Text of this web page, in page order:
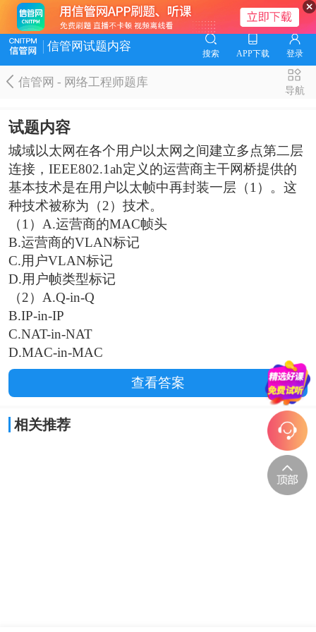
信管网试题内容
搜索 APP下载 登录
信管网 - 网络工程师题库
导航
试题内容
城域以太网在各个用户以太网之间建立多点第二层
连接，IEEE802.1ah定义的运营商主干网桥提供的
基本技术是在用户以太帧中再封装一层（1）。这
种技术被称为（2）技术。
（1）A.运营商的MAC帧头
B.运营商的VLAN标记
C.用户VLAN标记
D.用户帧类型标记
（2）A.Q-in-Q
B.IP-in-IP
C.NAT-in-NAT
D.MAC-in-MAC
查看答案
相关推荐